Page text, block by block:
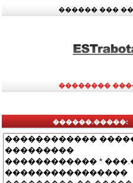
������ ���
��������
������.�����: